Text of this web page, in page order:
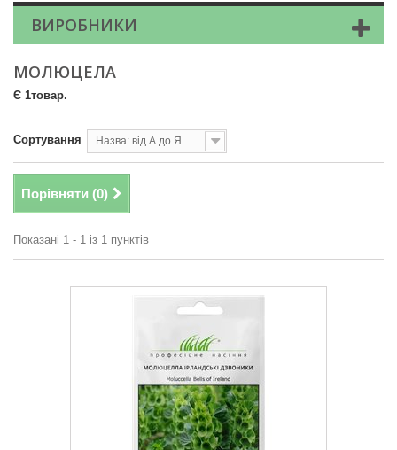
ВИРОБНИКИ
МОЛЮЦЕЛА
Є 1товар.
Сортування Назва: від А до Я
Порівняти (0)
Показані 1 - 1 із 1 пунктів